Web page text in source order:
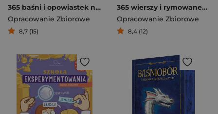
365 baśni i opowiastek na każdy dzień
Opracowanie Zbiorowe
8,7 (15)
365 wierszy i rymowanek na każdy dzień
Opracowanie Zbiorowe
8,4 (12)